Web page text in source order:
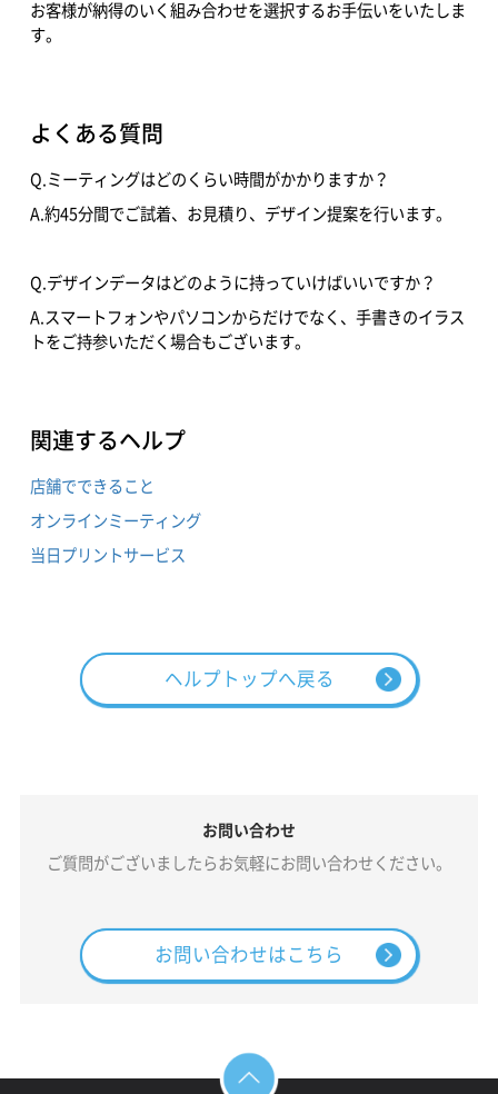
お客様が納得のいく組み合わせを選択するお手伝いをいたしま
す。
よくある質問
Q.ミーティングはどのくらい時間がかかりますか？
A.約45分間でご試着、お見積り、デザイン提案を行います。
Q.デザインデータはどのように持っていけばいいですか？
A.スマートフォンやパソコンからだけでなく、手書きのイラス
トをご持参いただく場合もございます。
関連するヘルプ
店舗でできること
オンラインミーティング
当日プリントサービス
ヘルプトップへ戻る
お問い合わせ
ご質問がございましたらお気軽にお問い合わせください。
お問い合わせはこちら